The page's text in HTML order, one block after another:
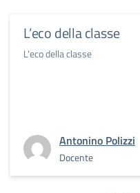
L’eco della classe
L'eco della classe
Antonino Polizzi
Docente